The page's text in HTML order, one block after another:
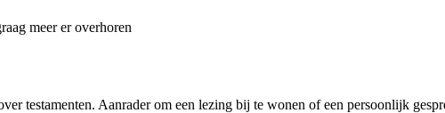
meer er overhoren
testamenten. Aanrader om een lezing bij te wonen of een persoonlijk